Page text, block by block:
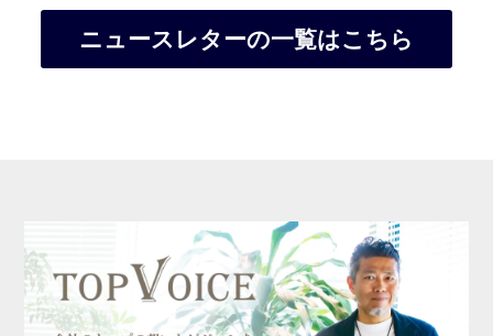
ニュースレターの一覧はこちら